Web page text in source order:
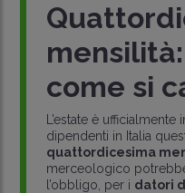
mensilità:
come si
L’estate è
dipendenti in Italia
quattordicesima
merceologico
l’obbligo, per i datori